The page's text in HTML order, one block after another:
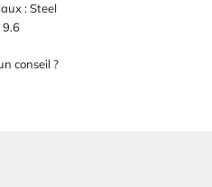
: Steel
conseil ?